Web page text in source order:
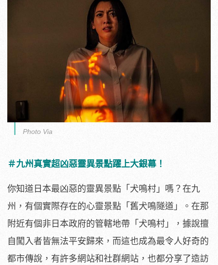
Photo Via
＃九州真實超凶惡靈異景點躍上大銀幕！
你知道日本最凶惡的靈異景點「犬鳴村」嗎？在九
州， 有個實際存在的心靈景點「舊犬鳴隧道」。 在那
附近有個非日本政府的管轄地帶「犬鳴村」， 據說擅
自闖入者皆無法平安歸來， 而這也成為最令人好奇的
都市傳說，有許多網站和社群網站， 也都分享了造訪